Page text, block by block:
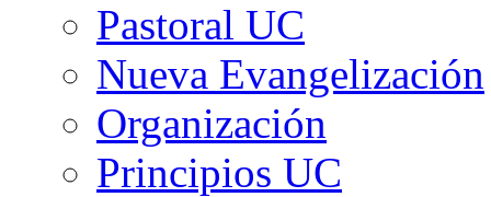
Pastoral UC
Nueva Evangelización
Organización
Principios UC